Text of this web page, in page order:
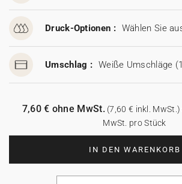
Druck-Optionen : Wählen Sie
Umschlag :
IN DEN WARENKORB
7,60 € ohne MwSt.(7,60 € inkl.
MwSt. pro Stück